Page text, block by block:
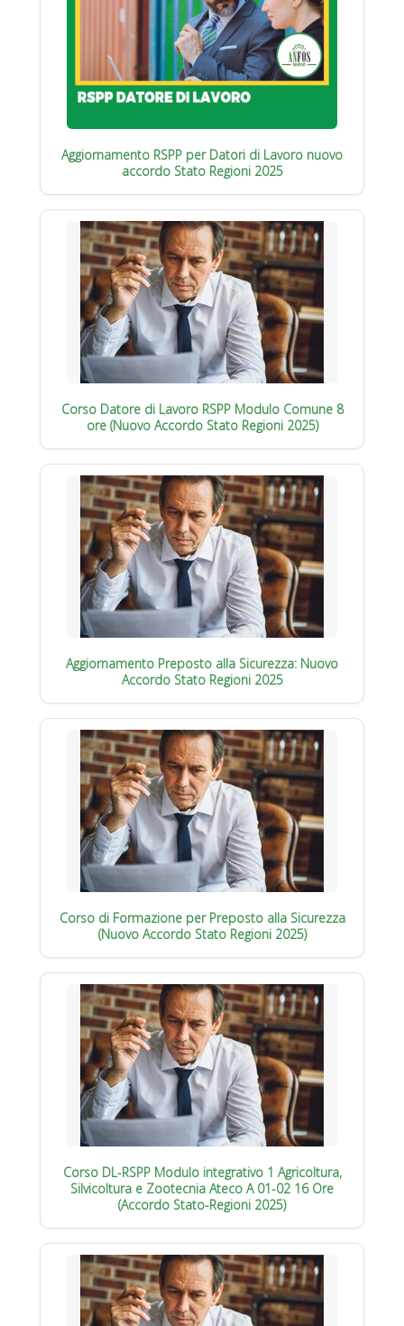
Aggiornamento RSPP per Datori di Lavoro nuovo
accordo Stato Regioni 2025
Corso Datore di Lavoro RSPP Modulo Comune 8
ore (Nuovo Accordo Stato Regioni 2025)
Aggiornamento Preposto alla Sicurezza: Nuovo
Accordo Stato Regioni 2025
Corso di Formazione per Preposto alla Sicurezza
(Nuovo Accordo Stato Regioni 2025)
Corso DL-RSPP Modulo integrativo 1 Agricoltura,
Silvicoltura e Zootecnia Ateco A 01-02 16 Ore
(Accordo Stato-Regioni 2025)